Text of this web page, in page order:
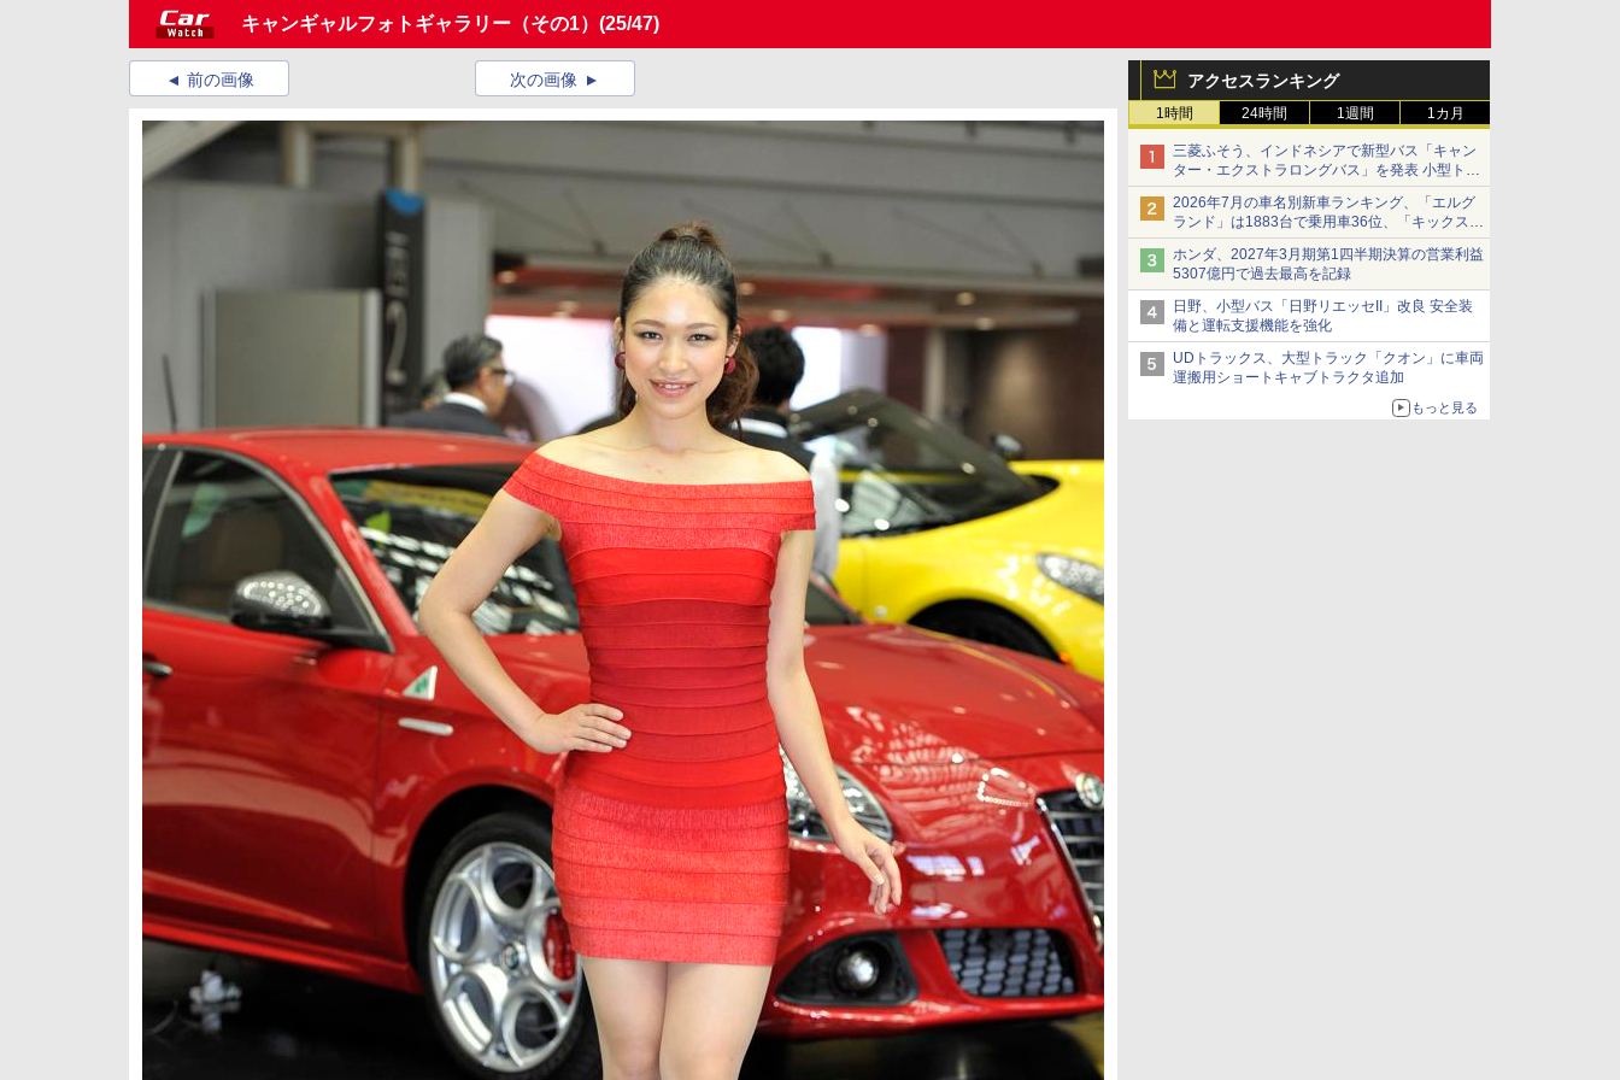
キャンギャルフォトギャラリー（その1） (25/47)
アクセスランキング
1時間 24時間 1週間 1カ月
三菱ふそう、インドネシアで新型バス「キャン
ター・エクストラロングバス」を発表 小型トラ
ックベースの観光・旅客輸送向けバス
2026年7月の車名別新車ランキング、「エルグ
ランド」は1883台で乗用車36位、「キックス」
は2591台で27位に
ホンダ、2027年3月期第1四半期決算の営業利益
5307億円で過去最高を記録
日野、小型バス「日野リエッセII」改良 安全装
備と運転支援機能を強化
UDトラックス、大型トラック「クオン」に車両
運搬用ショートキャブトラクタ追加
もっと見る
前の画像 次の画像